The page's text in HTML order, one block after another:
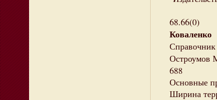
68.66(0)
Остроумов
688
Основные
Ширина